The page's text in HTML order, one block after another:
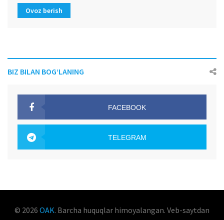
Ovoz berish
BIZ BILAN BOG‘LANING
FACEBOOK
TELEGRAM
© 2026 OAK. Barcha huquqlar himoyalangan. Veb-saytdan